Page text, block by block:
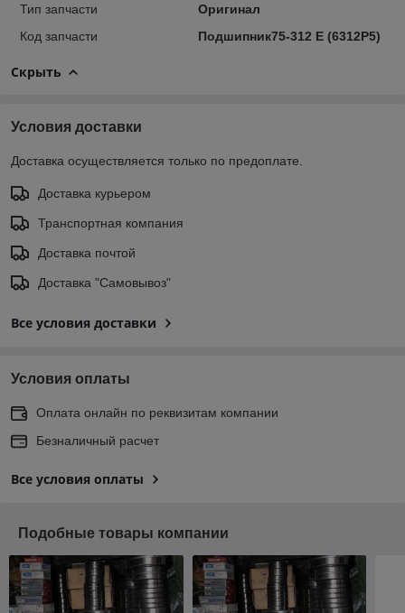
Тип запчасти
Оригинал
Код запчасти
Подшипник75-312 Е (6312Р5)
Скрыть
Условия доставки
Доставка осуществляется только по предоплате.
Доставка курьером
Транспортная компания
Доставка почтой
Доставка "Самовывоз"
Все условия доставки
Условия оплаты
Оплата онлайн по реквизитам компании
Безналичный расчет
Все условия оплаты
Подобные товары компании